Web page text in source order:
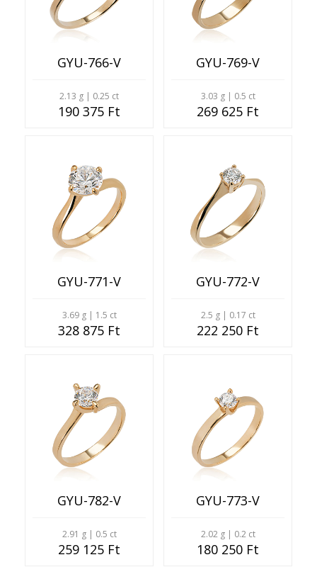
GYU-766-V
2.13 g | 0.25 ct
190 375 Ft
GYU-769-V
3.03 g | 0.5 ct
269 625 Ft
GYU-771-V
3.69 g | 1.5 ct
328 875 Ft
GYU-772-V
2.5 g | 0.17 ct
222 250 Ft
GYU-782-V
2.91 g | 0.5 ct
259 125 Ft
GYU-773-V
2.02 g | 0.2 ct
180 250 Ft